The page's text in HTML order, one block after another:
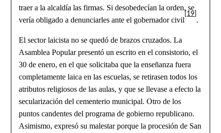
traer a la alcaldía las firmas. Si desobedecían la orden, se
vería obligado a denunciarles ante el gobernador civil
[19]
.
El sector laicista no se quedó de brazos cruzados. La
Asamblea Popular presentó un escrito en el consistorio, el
30 de enero, en el que solicitaba que la enseñanza fuera
completamente laica en las escuelas, se retirasen todos los
atributos religiosos de las aulas, y que se llevase a efecto la
secularización del cementerio municipal. Otro de los
puntos candentes del programa de gobierno republicano.
Asimismo, expresó su malestar porque la procesión de San